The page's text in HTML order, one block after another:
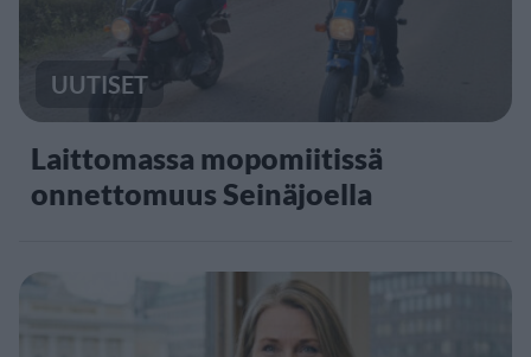
UUTISET
Laittomassa mopomiitissä
onnettomuus Seinäjoella